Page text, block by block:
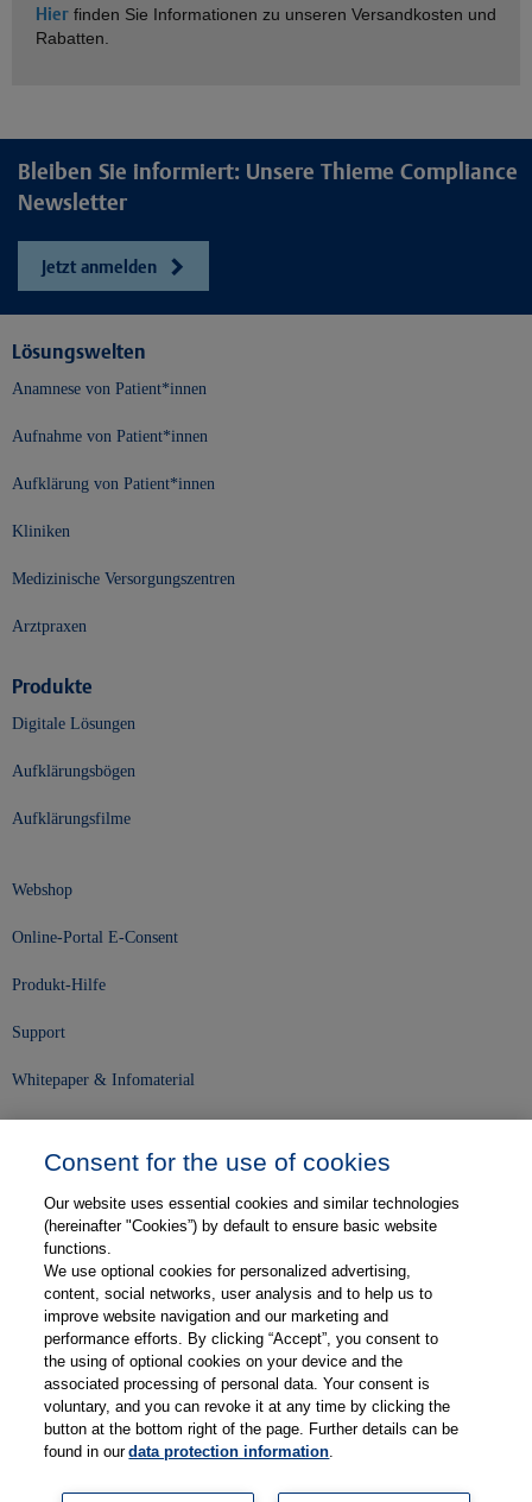
Hier finden Sie Informationen zu unseren Versandkosten und
Rabatten.
Bleiben Sie informiert: Unsere Thieme Compliance
Newsletter
Jetzt anmelden
Lösungswelten
Anamnese von Patient*innen
Aufnahme von Patient*innen
Aufklärung von Patient*innen
Kliniken
Medizinische Versorgungszentren
Arztpraxen
Produkte
Digitale Lösungen
Aufklärungsbögen
Aufklärungsfilme
Webshop
Online-Portal E-Consent
Produkt-Hilfe
Support
Whitepaper & Infomaterial
Karriere
Kontakt
Web-Semniare
Anwenderberichte
Partner
Consent for the use of cookies
Our website uses essential cookies and similar technologies
(hereinafter "Cookies”) by default to ensure basic website
functions.
We use optional cookies for personalized advertising,
content, social networks, user analysis and to help us to
improve website navigation and our marketing and
performance efforts. By clicking “Accept”, you consent to
the using of optional cookies on your device and the
associated processing of personal data. Your consent is
voluntary, and you can revoke it at any time by clicking the
button at the bottom right of the page. Further details can be
found in ourdata protection information.